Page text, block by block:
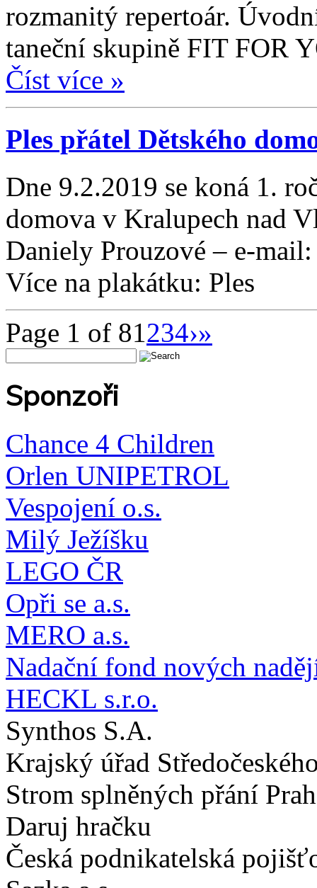
rozmanitý repertoár.
taneční skupině FIT FOR
Číst více »
Ples přátel Dětského
Dne 9.2.2019 se koná 1.
domova v Kralupech nad
Daniely Prouzové – e-
Více na plakátku: Ples
Page 1 of 81 234›»
Sponzoři
Chance 4 Children
Orlen UNIPETROL
Vespojení o.s.
Milý Ježíšku
LEGO ČR
Opři se a.s.
MERO a.s.
Nadační fond nových
HECKL s.r.o.
Synthos S.A.
Krajský úřad
Strom splněných přání
Daruj hračku
Česká podnikatelská